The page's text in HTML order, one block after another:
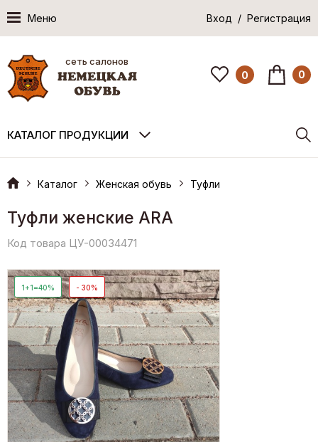
Меню Вход / Регистрация
сеть салонов
0 0
КАТАЛОГ ПРОДУКЦИИ
Каталог Женская обувь Туфли
Туфли женские ARA
Код товара ЦУ-00034471
1+1=40% - 30%